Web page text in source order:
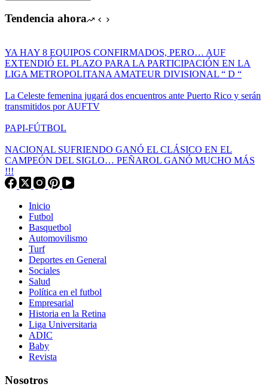
Tendencia ahora
YA HAY 8 EQUIPOS CONFIRMADOS, PERO… AUF
EXTENDIÓ EL PLAZO PARA LA PARTICIPACIÓN EN LA
LIGA METROPOLITANA AMATEUR DIVISIONAL “ D “
La Celeste femenina jugará dos encuentros ante Puerto Rico y serán
transmitidos por AUFTV
PAPI-FÚTBOL
NACIONAL SUFRIENDO GANÓ EL CLÁSICO EN EL
CAMPEÓN DEL SIGLO… PEÑAROL GANÓ MUCHO MÁS
!!!
Inicio
Futbol
Basquetbol
Automovilismo
Turf
Deportes en General
Sociales
Salud
Política en el futbol
Empresarial
Historia en la Retina
Liga Universitaria
ADIC
Baby
Revista
Nosotros